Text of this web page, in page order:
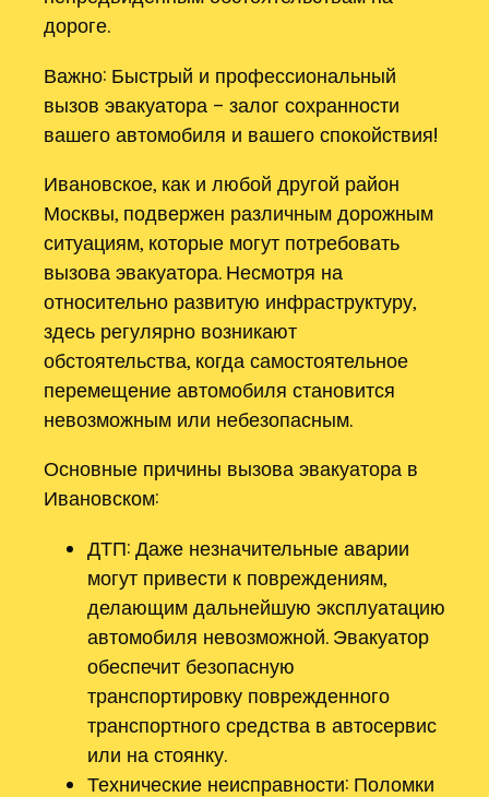
дороге.
Важно: Быстрый и профессиональный
вызов эвакуатора – залог сохранности
вашего автомобиля и вашего спокойствия!
Ивановское, как и любой другой район
Москвы, подвержен различным дорожным
ситуациям, которые могут потребовать
вызова эвакуатора. Несмотря на
относительно развитую инфраструктуру,
здесь регулярно возникают
обстоятельства, когда самостоятельное
перемещение автомобиля становится
невозможным или небезопасным.
Основные причины вызова эвакуатора в
Ивановском:
ДТП: Даже незначительные аварии
могут привести к повреждениям,
делающим дальнейшую эксплуатацию
автомобиля невозможной. Эвакуатор
обеспечит безопасную
транспортировку поврежденного
транспортного средства в автосервис
или на стоянку.
Технические неисправности: Поломки